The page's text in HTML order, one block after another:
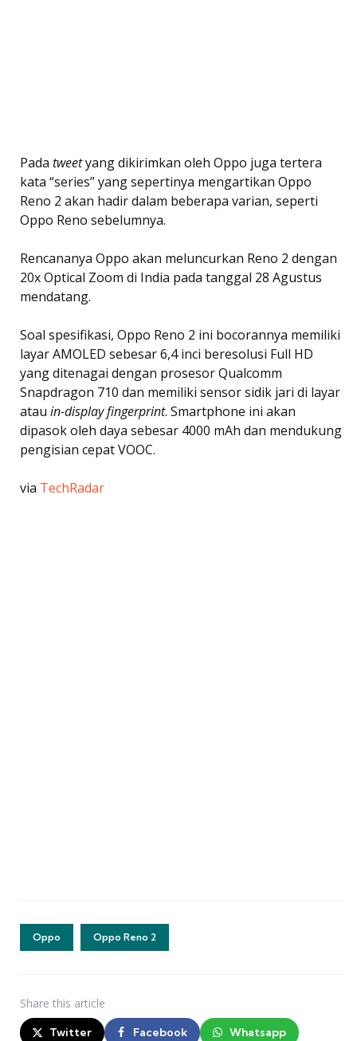
Pada tweetyang dikirimkan oleh Oppo juga tertera
kata “series” yang sepertinya mengartikan Oppo
Reno 2 akan hadir dalam beberapa varian, seperti
Oppo Reno sebelumnya.
Rencananya Oppo akan meluncurkan Reno 2 dengan
20x Optical Zoom di India pada tanggal 28 Agustus
mendatang.
Soal spesifikasi, Oppo Reno 2 ini bocorannya memiliki
layar AMOLED sebesar 6,4 inci beresolusi Full HD
yang ditenagai dengan prosesor Qualcomm
Snapdragon 710 dan memiliki sensor sidik jari di layar
atau in-display fingerprint. Smartphone ini akan
dipasok oleh daya sebesar 4000 mAh dan mendukung
pengisian cepat VOOC.
via TechRadar
Oppo Oppo Reno 2
Share this article
Twitter Facebook Whatsapp